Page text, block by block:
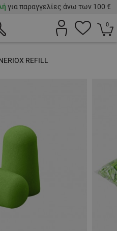
για παραγγελίες άνω των 100 €
0
REFILL